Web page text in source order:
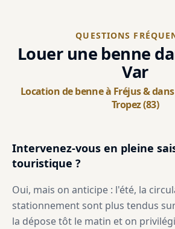
QUESTIONS
Louer une benne
Var
Location de benne à Fréjus &
Tropez (83)
Intervenez-vous en pleine
touristique ?
Oui, mais on anticipe : l'été, la
stationnement sont plus tendus
la dépose tôt le matin et on